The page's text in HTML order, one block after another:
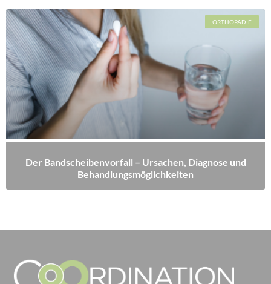
ORTHOPÄDIE
Der Bandscheibenvorfall – Ursachen, Diagnose und
Behandlungsmöglichkeiten